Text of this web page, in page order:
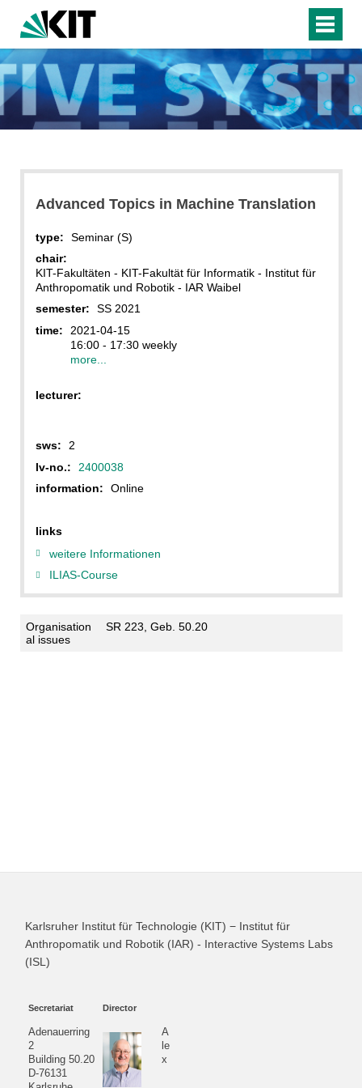
Advanced Topics in Machine Translation
type:
Seminar (S)
chair:
KIT-Fakultäten - KIT-Fakultät für Informatik - Institut für
Anthropomatik und Robotik - IAR Waibel
semester:
SS 2021
time:
2021-04-15
16:00 - 17:30 weekly
more...
lecturer:
sws:
2
lv-no.:
2400038
information:
Online
links
weitere Informationen
ILIAS-Course
Organisation
al issues
SR 223, Geb. 50.20
Karlsruher Institut für Technologie (KIT) − Institut für
Anthropomatik und Robotik (IAR) - Interactive Systems Labs
(ISL)
Secretariat
Adenauerring
2
Building 50.20
D-76131
Director
A
le
x